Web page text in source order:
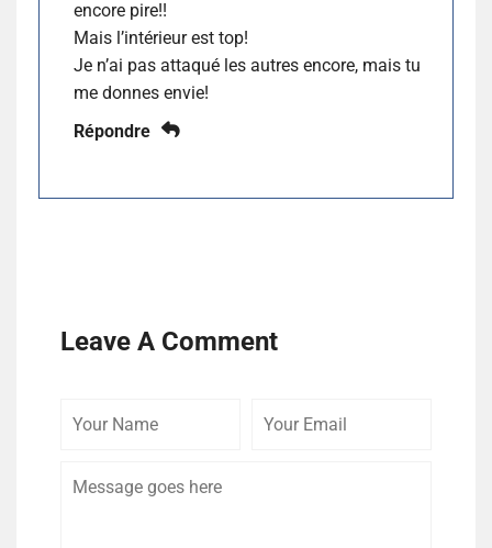
encore pire!!
Mais l’intérieur est top!
Je n’ai pas attaqué les autres encore, mais tu
me donnes envie!
Répondre
Leave A Comment